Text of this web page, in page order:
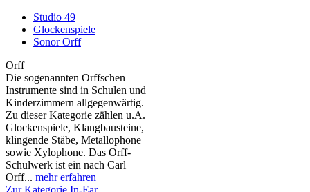
Studio 49
Glockenspiele
Sonor Orff
Orff
Die sogenannten Orffschen
Instrumente sind in Schulen und
Kinderzimmern allgegenwärtig.
Zu dieser Kategorie zählen u.A.
Glockenspiele, Klangbausteine,
klingende Stäbe, Metallophone
sowie Xylophone. Das Orff-
Schulwerk ist ein nach Carl
Orff... mehr erfahren
Zur Kategorie In-Ear